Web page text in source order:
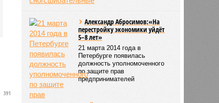
391
Александр Абросимов:«На
перестройку экономики уйдёт
5–8 лет»
21 марта 2014 года в
Петербурге появилась
должность уполномоченного
по защите прав
предпринимателей